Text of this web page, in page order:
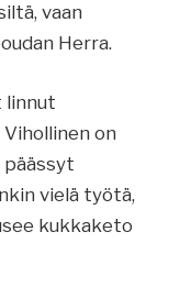
vaan
Herra.
linnut
on
päässyt
vielä työtä,
kukkaketo